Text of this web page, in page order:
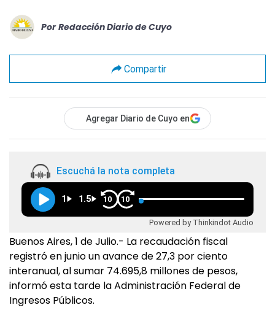
Por Redacción Diario de Cuyo
Compartir
Agregar Diario de Cuyo en
Escuchá la nota completa
1 1.5 10 10
Powered by Thinkindot Audio
Buenos Aires, 1 de Julio.- La recaudación fiscal
registró en junio un avance de 27,3 por ciento
interanual, al sumar 74.695,8 millones de pesos,
informó esta tarde la Administración Federal de
Ingresos Públicos.